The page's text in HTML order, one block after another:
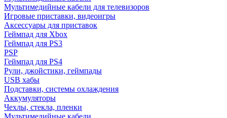
Мультимедийные кабели для телевизоров
Игровые приставки, видеоигры
Аксессуары для приставок
Геймпад для Xbox
Геймпад для PS3
PSP
Геймпад для PS4
Рули, джойстики, геймпады
USB хабы
Подставки, системы охлаждения
Аккумуляторы
Чехлы, стекла, пленки
Мультимедийные кабели